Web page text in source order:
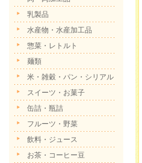
乳製品
水産物・水産加工品
惣菜・レトルト
麺類
米・雑穀・パン・シリアル
スイーツ・お菓子
缶詰・瓶詰
フルーツ・野菜
飲料・ジュース
お茶・コーヒー豆